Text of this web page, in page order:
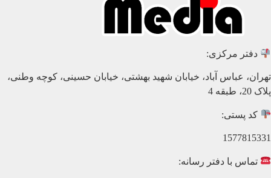
دفتر مرکزی:
تهران، عباس آباد، خیابان شهید بهشتی، خیابان حسینی، کوچه وطنی،
پلاک 20، طبقه 4
کد پستی:
1577815331
تماس با دفتر رسانه: